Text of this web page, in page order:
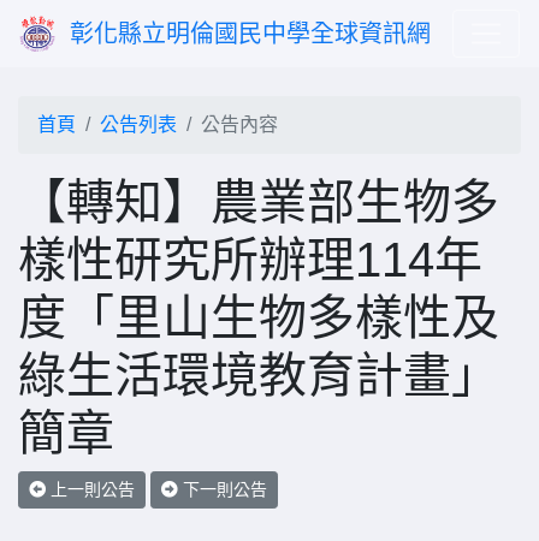
彰化縣立明倫國民中學全球資訊網
首頁 公告列表 公告內容
【轉知】農業部生物多
樣性研究所辦理114年
度「里山生物多樣性及
綠生活環境教育計畫」
簡章
上一則公告 下一則公告